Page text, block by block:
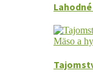
Mäso a